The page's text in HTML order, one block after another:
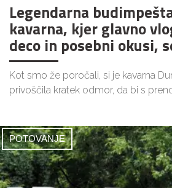
Legendarna
kavarna, kjer glavno
deco in posebni okusi,
Kot smo že poročali, si je kavarna
privoščila kratek odmor, da bi s
POTOVANJE